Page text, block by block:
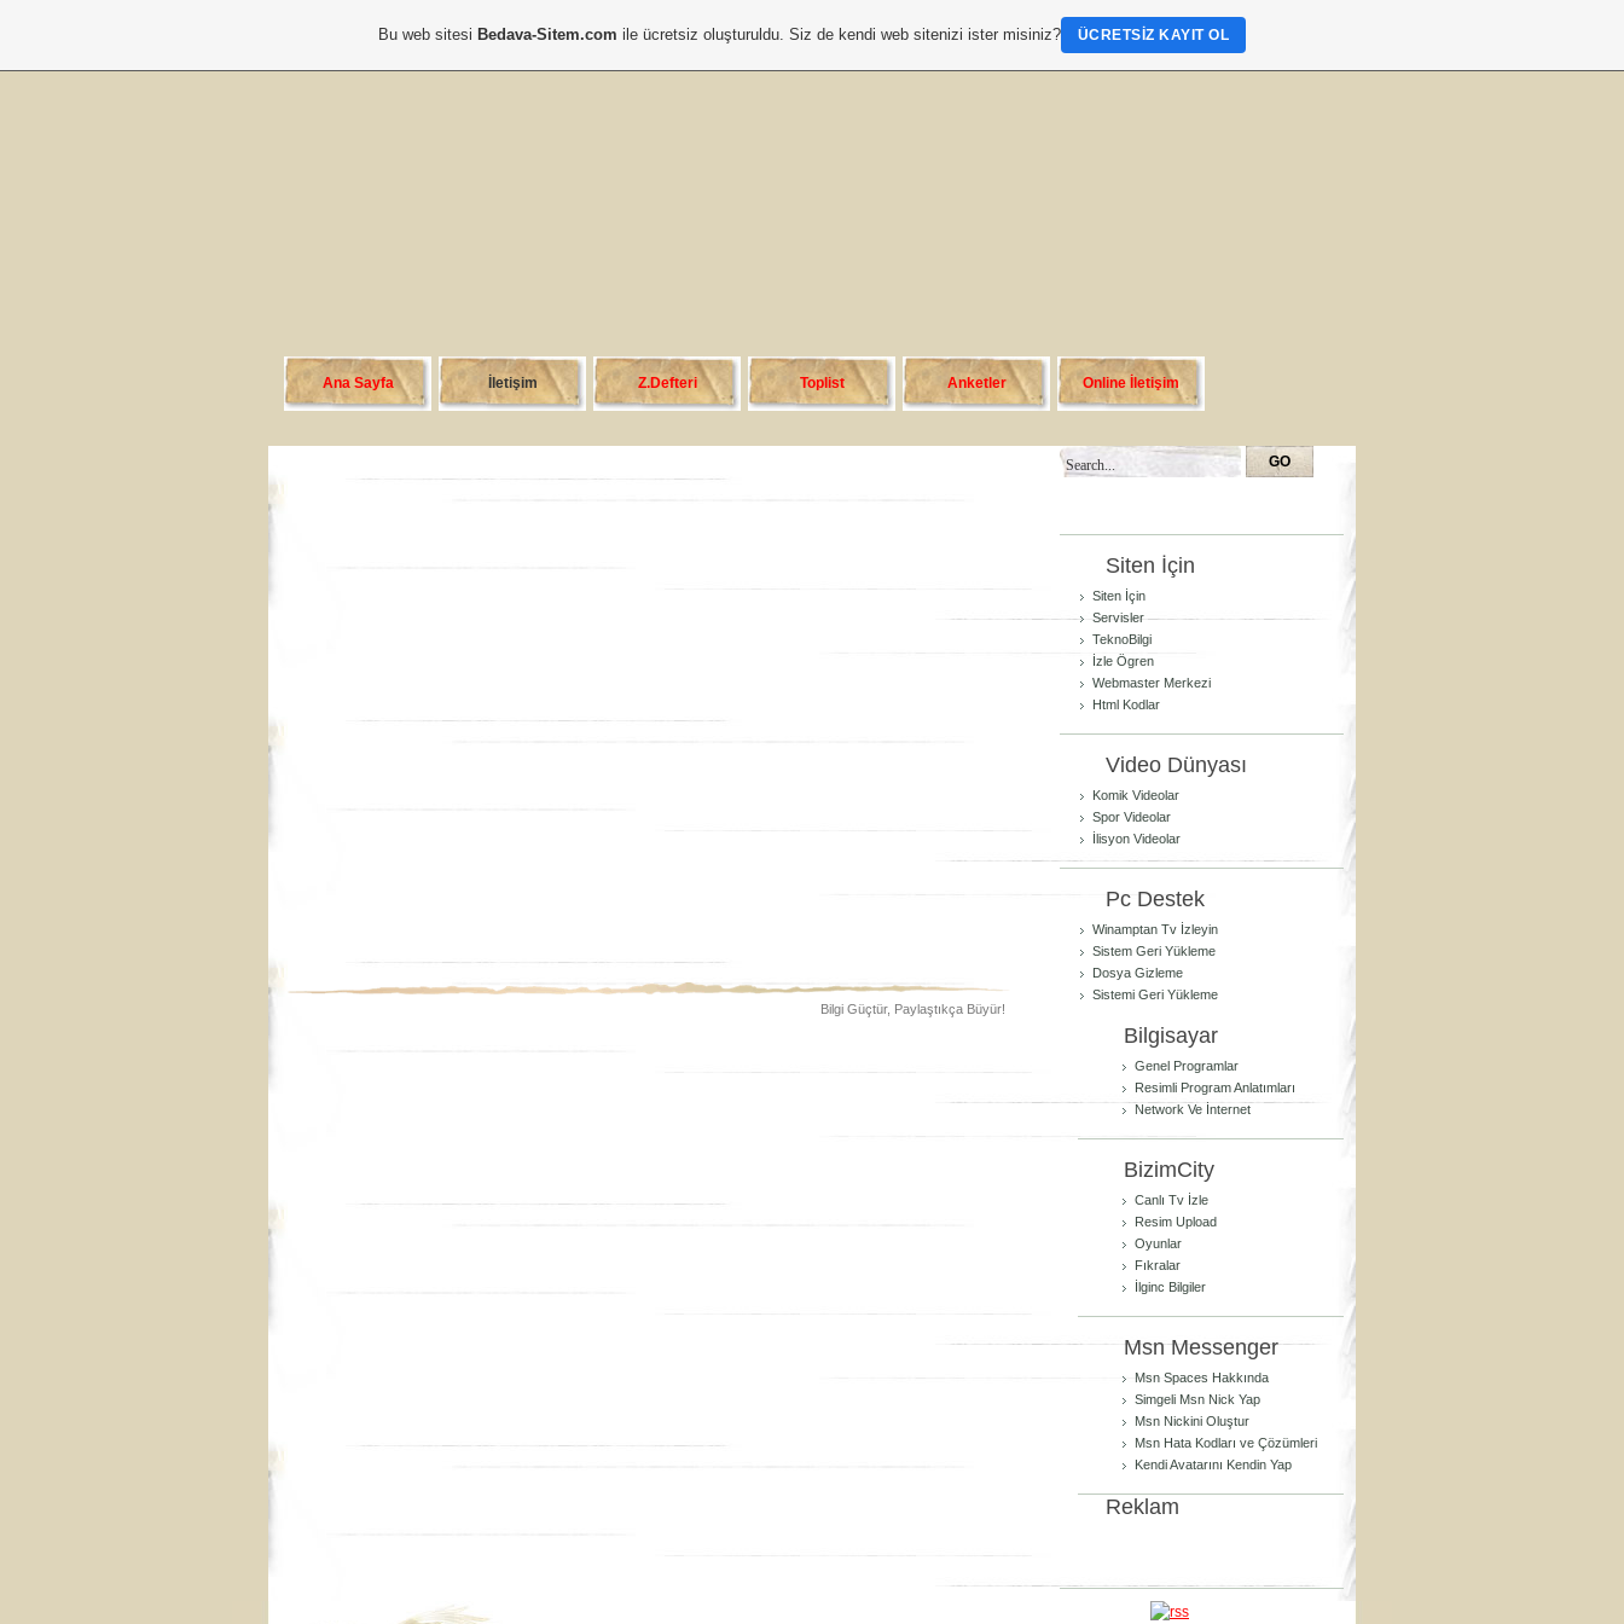
Ana Sayfa İletişim Z.Defteri Toplist Anketler Online İletişim
Bilgi Güçtür, Paylaştıkça Büyür!
Siten İçin
Siten İçin
Servisler
TeknoBilgi
İzle Ögren
Webmaster Merkezi
Html Kodlar
Video Dünyası
Komik Videolar
Spor Videolar
İlisyon Videolar
Pc Destek
Winamptan Tv İzleyin
Sistem Geri Yükleme
Dosya Gizleme
Sistemi Geri Yükleme
Bilgisayar
Genel Programlar
Resimli Program Anlatımları
Network Ve İnternet
BizimCity
Canlı Tv İzle
Resim Upload
Oyunlar
Fıkralar
İlginc Bilgiler
Msn Messenger
Msn Spaces Hakkında
Simgeli Msn Nick Yap
Msn Nickini Oluştur
Msn Hata Kodları ve Çözümleri
Kendi Avatarını Kendin Yap
Reklam
Bu web sitesi Bedava-Sitem.com ile ücretsiz oluşturuldu. Siz de kendi web sitenizi ister misiniz? ÜCRETSIZ KAYIT OL